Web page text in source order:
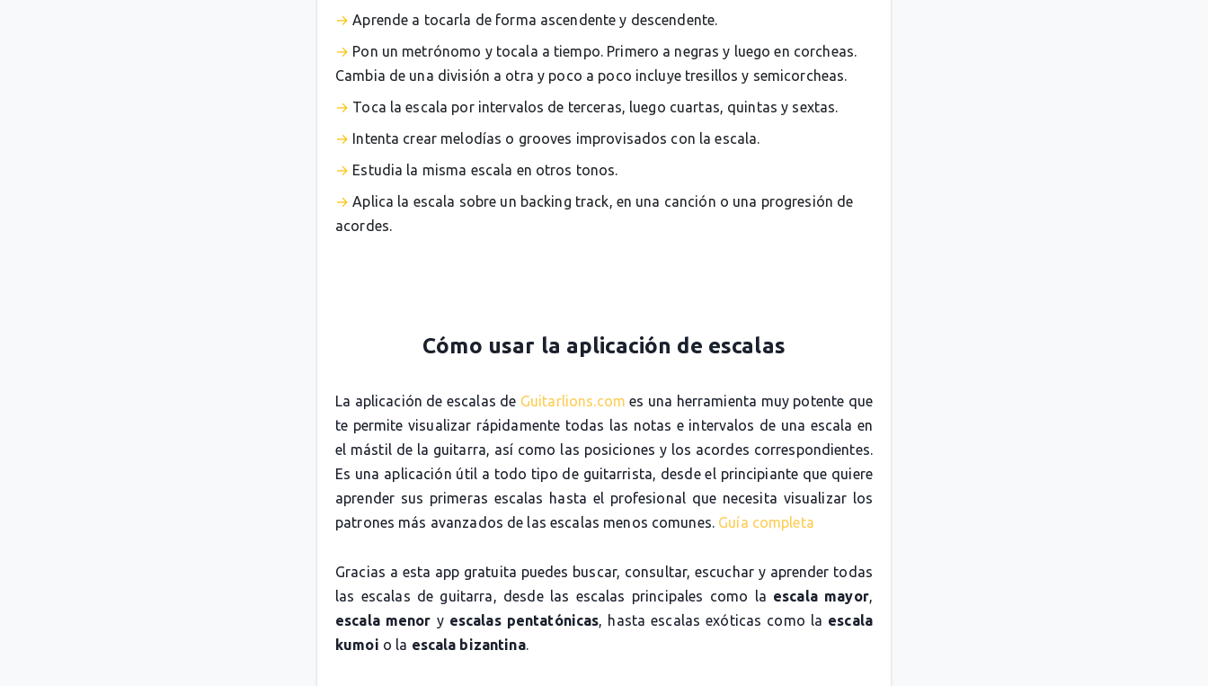
Aprende a tocarla de forma ascendente y descendente.
Pon un metrónomo y tocala a tiempo. Primero a negras y luego en corcheas.
Cambia de una división a otra y poco a poco incluye tresillos y semicorcheas.
Toca la escala por intervalos de terceras, luego cuartas, quintas y sextas.
Intenta crear melodías o grooves improvisados con la escala.
Estudia la misma escala en otros tonos.
Aplica la escala sobre un backing track, en una canción o una progresión de
acordes.
Cómo usar la aplicación de escalas
La aplicación de escalas de Guitarlions.com es una herramienta muy potente que
te permite visualizar rápidamente todas las notas e intervalos de una escala en
el mástil de la guitarra, así como las posiciones y los acordes correspondientes.
Es una aplicación útil a todo tipo de guitarrista, desde el principiante que quiere
aprender sus primeras escalas hasta el profesional que necesita visualizar los
patrones más avanzados de las escalas menos comunes. Guía completa
Gracias a esta app gratuita puedes buscar, consultar, escuchar y aprender todas
las escalas de guitarra, desde las escalas principales como la escala mayor,
escala menor y escalas pentatónicas, hasta escalas exóticas como la escala
kumoi o la escala bizantina.